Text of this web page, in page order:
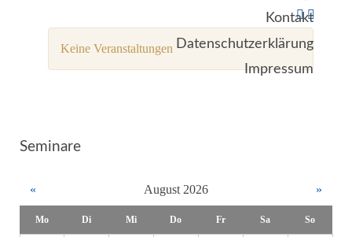
Kontakt
Datenschutzerklärung
Impressum
Keine Veranstaltungen
Seminare
« August 2026 »
Mo Di Mi Do Fr Sa So